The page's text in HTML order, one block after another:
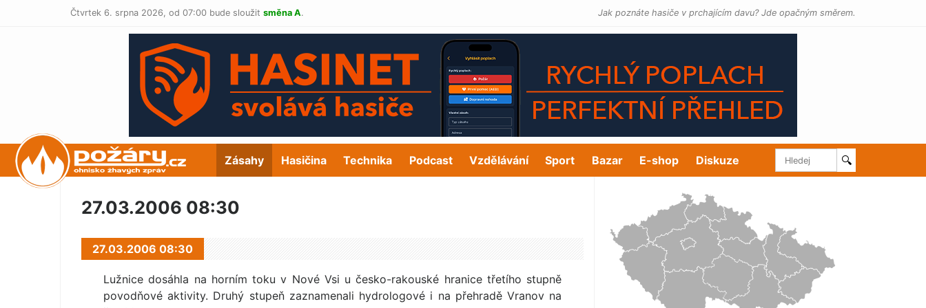
Čtvrtek 6. srpna 2026, od 07:00 bude sloužit směna A. Jak poznáte hasiče v prchajícím davu? Jde opačným směrem.
POŽÁRY.cz Zásahy Hasičina Technika Podcast Vzdělávání Sport Bazar E-shop Diskuze 🔍
27.03.2006 08:30
27.03.2006 08:30
Lužnice dosáhla na horním toku v Nové Vsi u česko-rakouské hranice třetího stupně
povodňové aktivity. Druhý stupeň zaznamenali hydrologové i na přehradě Vranov na